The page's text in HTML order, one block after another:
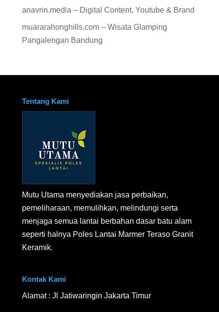
anavrin.media – Digital Content, Youtube & Brand
muararahonghills.com – Wisata Glamping
Pangalengan Bandung
Tentang Kami
Mutu Utama menyediakan jasa perbaikan,
pemeliharaan, memulihkan, melindungi serta
menjaga semua lantai berbahan dasar batu alam
seperti halnya Poles Lantai Marmer Teraso Granit
Keramik.
Kontak Kami
Alamat : Jl Jatiwaringin Jakarta Timur